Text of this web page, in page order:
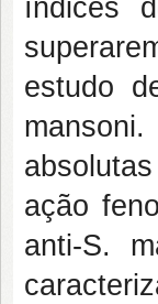
índices
estudo
ação
anti-S.